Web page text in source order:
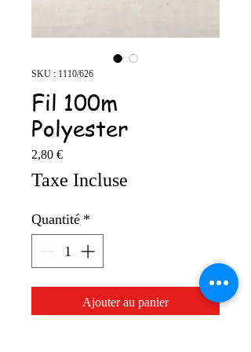
SKU : 1110/626
Fil 100m
Polyester
2,80 €Prix
Taxe Incluse
Quantité *
Ajouter au panier